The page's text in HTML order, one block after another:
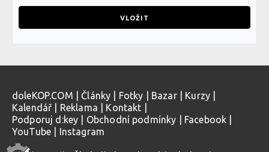
doleKOP.COM Články Fotky Bazar| Kurzy
Kalendář
Reklama Kontakt
Podporuj d:key
Obchodní podmínky Facebook
YouTube
Instagram